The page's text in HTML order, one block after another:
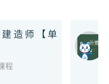
造师【单
程